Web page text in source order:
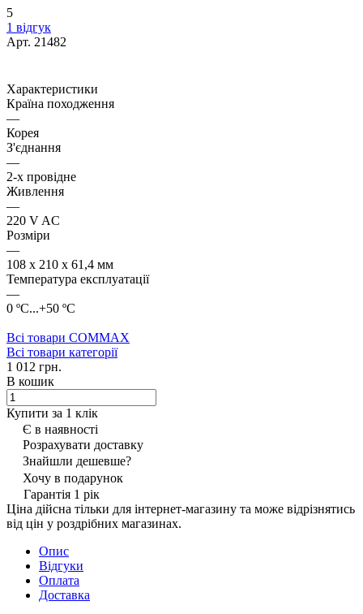
5
1 відгук
Арт. 21482
Характеристики
Країна походження
—
Корея
З'єднання
—
2-х провідне
Живлення
—
220 V AC
Розміри
—
108 х 210 х 61,4 мм
Температура експлуатації
—
0 ºC...+50 ºC
Всі товари COMMAX
Всі товари категорії
1 012 грн.
В кошик
Купити за 1 клiк
Є в наявності
Розрахувати доставку
Знайшли дешевше?
Хочу в подарунок
Гарантія 1 рік
Ціна дійсна тільки для інтернет-магазину та може відрізнятись
від цін у роздрібних магазинах.
Опис
Відгуки
Оплата
Доставка